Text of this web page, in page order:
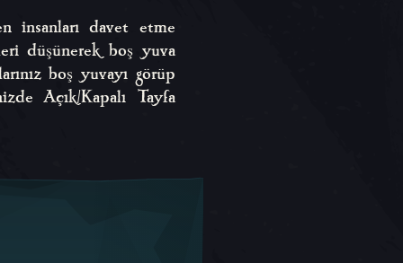
insanları davet etme
düşünerek boş yuva
boş yuvayı görüp
Açık/Kapalı Tayfa